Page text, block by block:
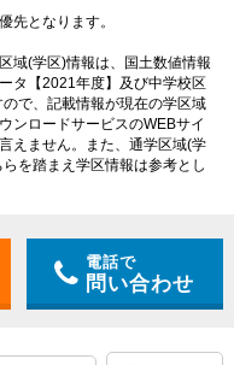
先となります。
域(学区)情報は、国土数値情報
タ【2021年度】及び中学校区
で、記載情報が現在の学区域
ンロードサービスのWEBサイ
えません。また、通学区域(学
を踏まえ学区情報は参考とし
電話で
問い合わせ